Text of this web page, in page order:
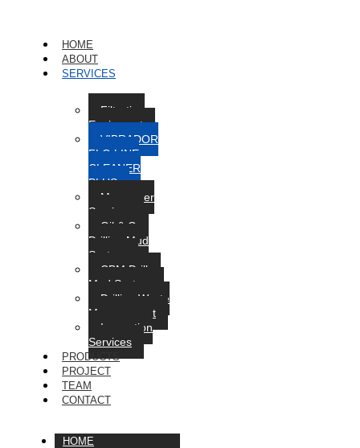
HOME
ABOUT
SERVICES
Filtration
Equipment
VIBRADOR
FLO LINE
CLEANER
PLUS
Manpower
Services
Oil & Gas
Drilling Mud
System
CBM Drillng
Mud System
Drilling Waste
Management
Inspection
Services
PRODUCTS
PROJECT
TEAM
CONTACT
HOME